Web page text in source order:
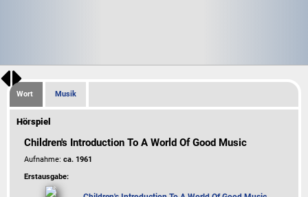
Wort Musik
Hörspiel
Children's Introduction To A World Of Good Music
Aufnahme:ca. 1961
Erstausgabe: